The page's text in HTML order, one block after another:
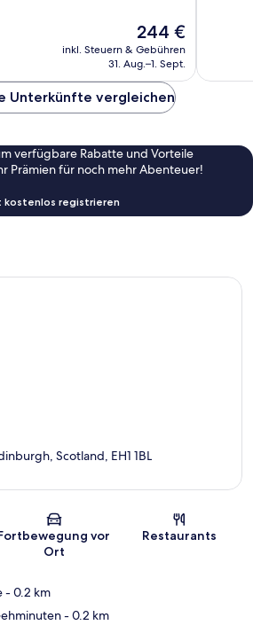
Der
Preis
beträgt
244 €
inkl. Steuern & Gebühren
31. Aug.–1. Sept.
Unterkünfte vergleichen
verfügbare Rabatte und Vorteile
Prämien für noch mehr Abenteuer!
registrieren
Karte
Scotland, EH1 1BL
vor
Ort
Restaurants
- 0.2 km
- 0.2 km